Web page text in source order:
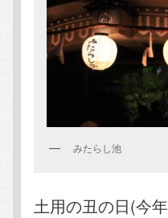
みたらし池
土用の丑の日(今